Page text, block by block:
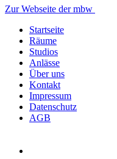
Zur Webseite der mbw
Startseite
Räume
Studios
Anlässe
Über uns
Kontakt
Impressum
Datenschutz
AGB